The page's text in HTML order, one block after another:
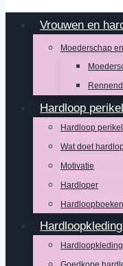
Vrouwen en
Moederschap
Hardloop
Hardloop
Wat doet
Motivatie
Hardloper
Hardloopboeken